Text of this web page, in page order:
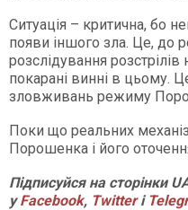
Ситуація – критична, бо
появи іншого зла. Це, до
розслідування розстрілів
покарані винні в цьому.
зловживань режиму
Поки що реальних
Порошенка і його
Підписуйся на сторінки
уFacebook, Twitter і